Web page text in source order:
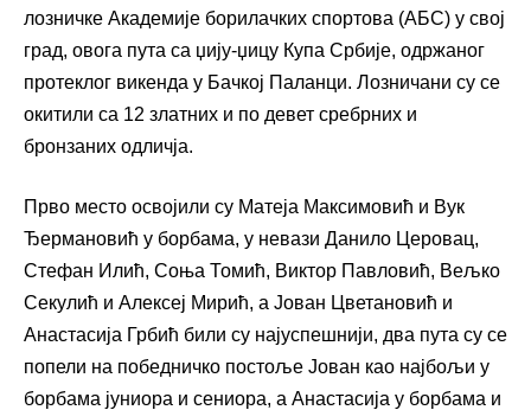
лозничке Академије борилачких спортова (АБС) у свој
град, овога пута са џију-џицу Купа Србије, одржаног
протеклог викенда у Бачкој Паланци. Лозничани су се
окитили са 12 златних и по девет сребрних и
бронзаних одличја.
Прво место освојили су Матеја Максимовић и Вук
Ђермановић у борбама, у невази Данило Церовац,
Стефан Илић, Соња Томић, Виктор Павловић, Вељко
Секулић и Алексеј Мирић, а Јован Цветановић и
Анастасија Грбић били су најуспешнији, два пута су се
попели на победничко постоље Јован као најбољи у
борбама јуниора и сениора, а Анастасија у борбама и